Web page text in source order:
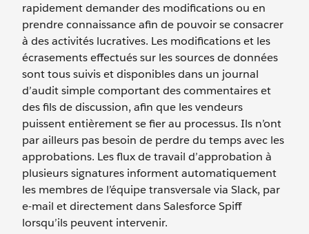
rapidement demander des modifications ou en
prendre connaissance afin de pouvoir se consacrer
à des activités lucratives. Les modifications et les
écrasements effectués sur les sources de données
sont tous suivis et disponibles dans un journal
d’audit simple comportant des commentaires et
des fils de discussion, afin que les vendeurs
puissent entièrement se fier au processus. Ils n’ont
par ailleurs pas besoin de perdre du temps avec les
approbations. Les flux de travail d’approbation à
plusieurs signatures informent automatiquement
les membres de l’équipe transversale via Slack, par
e-mail et directement dans Salesforce Spiff
lorsqu’ils peuvent intervenir.